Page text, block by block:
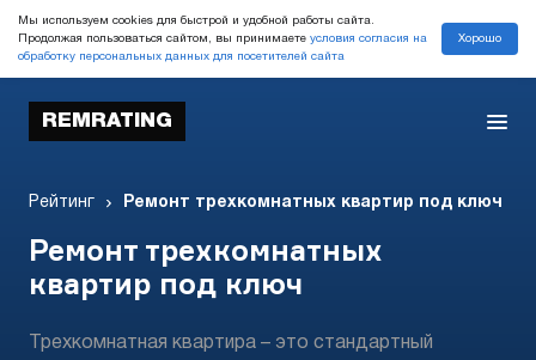
Мы используем cookies для быстрой и удобной работы сайта.
Продолжая пользоваться сайтом, вы принимаете условия согласия на
обработку персональных данных для посетителей сайта
Хорошо
REMRATING
Рейтинг Ремонт трехкомнатных квартир под ключ
Ремонт трехкомнатных
квартир под ключ
Трехкомнатная квартира – это стандартный